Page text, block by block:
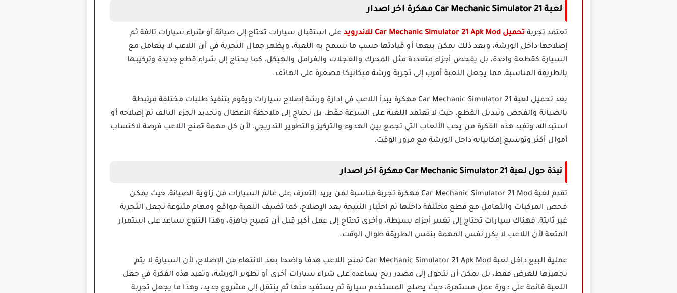
لعبة Car Mechanic Simulator 21 مهكرة اخر اصدار
تعتمد تجربة تحميل Car Mechanic Simulator 21 Apk Mod للاندرويد
على استقبال سيارات تحتاج إلى صيانة أو شراء سيارات تالفة ثم
إصلاحها داخل الورشة، وبعد ذلك يمكن بيعها أو قيادتها حسب ما تسمح به اللعبة، ويظهر جمال التجربة في أن اللاعب لا يتعامل مع
السيارة كقطعة واحدة، بل يفحص أجزاء متعددة مثل المحرك والعجلات والفرامل والهيكل، كما يحتاج إلى شراء قطع جديدة وتركيبها
بالطريقة المناسبة، مما يجعل اللعبة أقرب إلى تجربة ورشة ميكانيكا مصغرة على الهاتف.
بعد تحميل لعبة Car Mechanic Simulator 21 مهكرة يبدأ اللاعب في إدارة ورشة إصلاح سيارات ويقوم بتنفيذ طلبات مختلفة مرتبطة
بالصيانة والفحص وتبديل القطع، حيث لا تعتمد اللعبة على السرعة فقط، بل تحتاج إلى ملاحظة الأعطال وتحديد الجزء التالف ثم إصلاحه أو
استبداله، وتفيد هذه الفكرة من يحب الألعاب التي تجمع بين الهدوء والتركيز والتطوير التدريجي، لأن كل مهمة تمنح اللاعب فرصة لاكتساب
أموال أكثر وتوسيع إمكانياته داخل الورشة مع مرور الوقت.
نبذة حول لعبة Car Mechanic Simulator 21 مهكرة اخر اصدار
تقدم لعبة Car Mechanic Simulator 21 Mod مهكرة تجربة مناسبة لمن يريد التعرف على عالم السيارات من زاوية الصيانة، حيث يمكن
فحص المركبات والتعامل مع قطع مختلفة داخلها ثم اختبار النتيجة بعد الإصلاح، كما تضيف اللعبة مواقع ومهام متنوعة تجعل التجربة
غير ثابتة، فهناك سيارات تحتاج إلى تغيير أجزاء بسيطة، وأخرى تحتاج إلى عمل أكبر قبل أن تصبح جاهزة، وهذا التنوع يساعد على استمرار
المتعة لأن اللاعب لا يكرر نفس المهمة بنفس الطريقة طوال الوقت.
عملية البيع داخل لعبة Car Mechanic Simulator 21 Apk Mod تمنح اللاعب هدفا واضحا بعد الانتهاء من الإصلاح، لأن السيارة لا يتم
تجهيزها للعرض فقط، بل يمكن أن تتحول إلى مصدر ربح يساعده على شراء سيارات أخرى أو تطوير الورشة، وتفيد هذه الفكرة في جعل
اللعبة قائمة على دورة عمل مستمرة، حيث يصلح المستخدم سيارة ثم يستفيد منها ثم ينتقل إلى مشروع جديد، وهذا ما يجعل تجربة